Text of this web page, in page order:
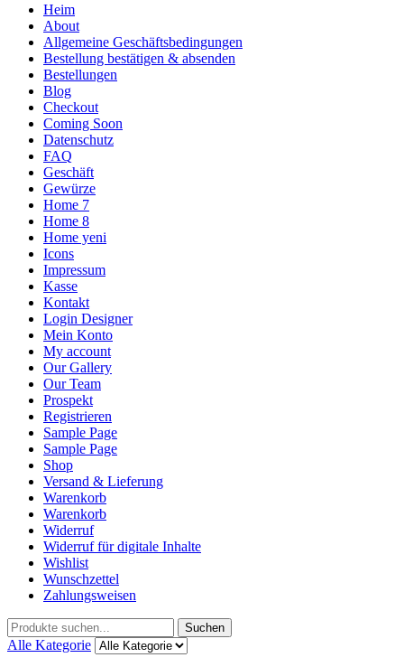
Heim
About
Allgemeine Geschäftsbedingungen
Bestellung bestätigen & absenden
Bestellungen
Blog
Checkout
Coming Soon
Datenschutz
FAQ
Geschäft
Gewürze
Home 7
Home 8
Home yeni
Icons
Impressum
Kasse
Kontakt
Login Designer
Mein Konto
My account
Our Gallery
Our Team
Prospekt
Registrieren
Sample Page
Sample Page
Shop
Versand & Lieferung
Warenkorb
Warenkorb
Widerruf
Widerruf für digitale Inhalte
Wishlist
Wunschzettel
Zahlungsweisen
Suchen
nach:
Suchen
Alle Kategorie